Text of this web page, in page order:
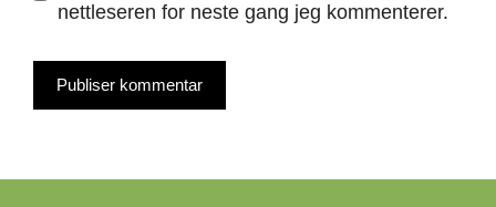
nettleseren for neste gang jeg kommenterer.